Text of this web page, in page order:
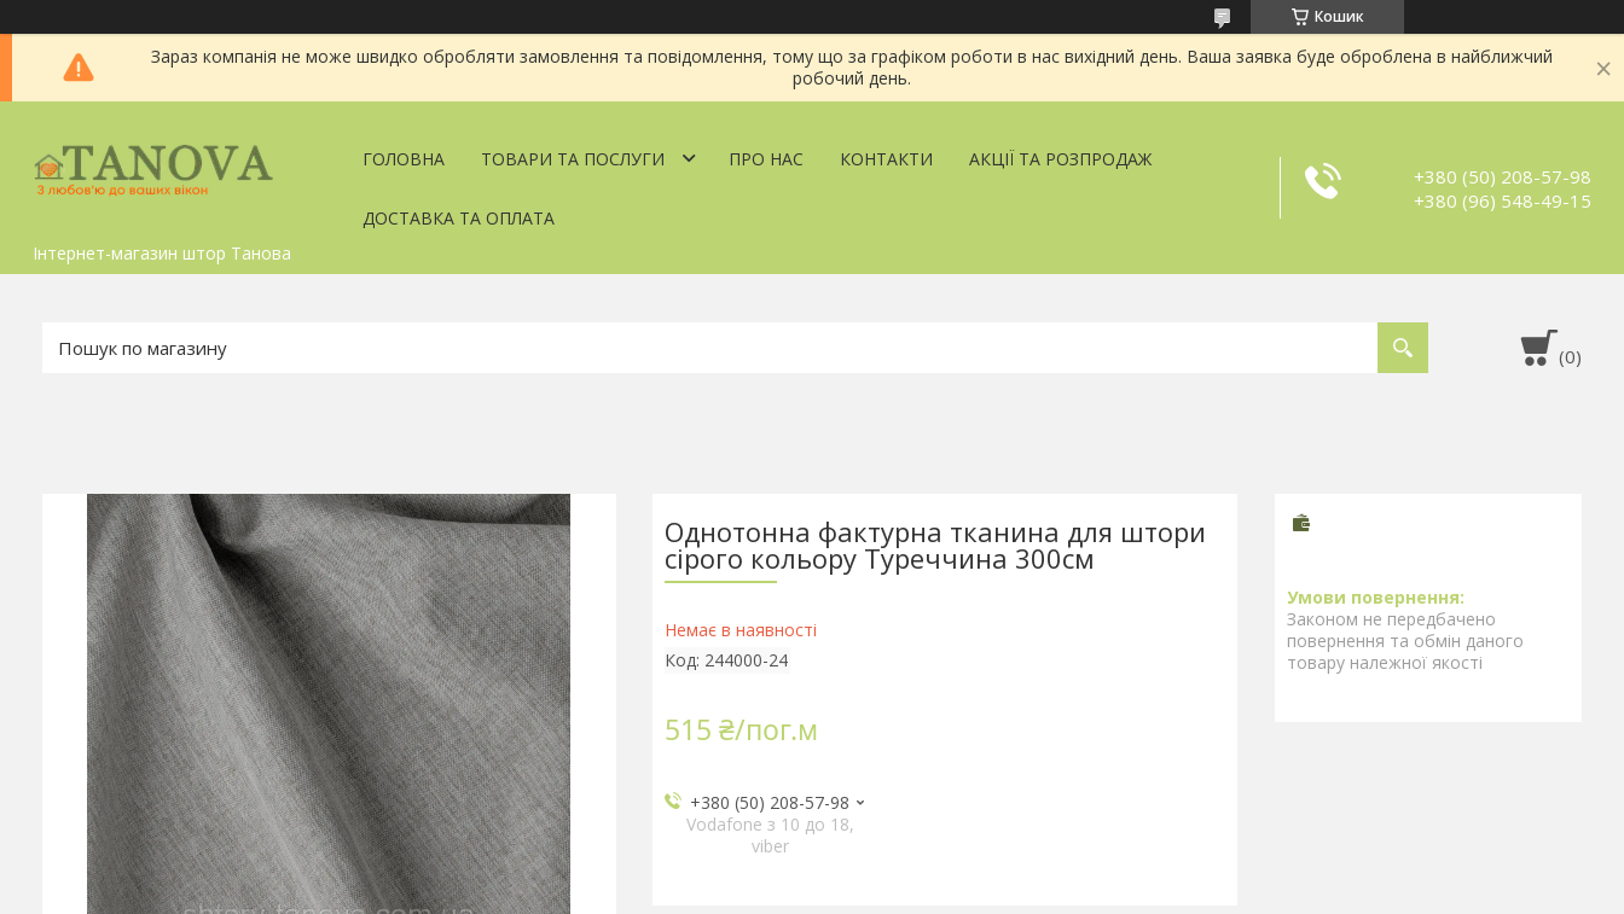
Кошик
Зараз компанія не може швидко обробляти замовлення та повідомлення, тому що за графіком роботи в нас вихідний день. Ваша заявка буде оброблена в найближчий
робочий день.
Інтернет-магазин штор Танова
ГОЛОВНА ТОВАРИ ТА ПОСЛУГИ ПРО НАС КОНТАКТИ АКЦІЇ ТА РОЗПРОДАЖ
ДОСТАВКА ТА ОПЛАТА
+380 (50) 208-57-98
+380 (96) 548-49-15
Однотонна фактурна тканина для штори
сірого кольору Туреччина 300см
Немає в наявності
Код: 244000-24
515 ₴/пог.м
+380 (50) 208-57-98
Vodafone з 10 до 18,
viber
Законом не передбачено
повернення та обмін даного
товару належної якості